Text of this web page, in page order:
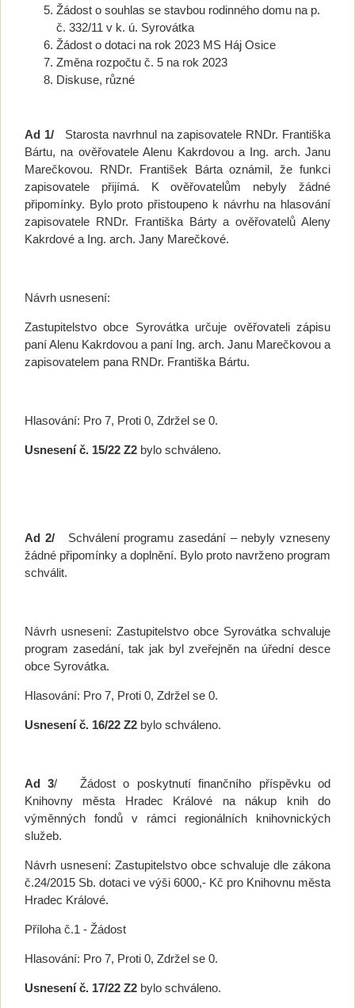
Žádost o souhlas se stavbou rodinného domu na p.
č. 332/11 v k. ú. Syrovátka
Žádost o dotaci na rok 2023 MS Háj Osice
Změna rozpočtu č. 5 na rok 2023
Diskuse, různé
Ad 1/Starosta navrhnul na zapisovatele RNDr. Františka
Bártu, na ověřovatele Alenu Kakrdovou a Ing. arch. Janu
Marečkovou. RNDr. František Bárta oznámil, že funkci
zapisovatele přijímá. K ověřovatelům nebyly žádné
připomínky. Bylo proto přistoupeno k návrhu na hlasování
zapisovatele RNDr. Františka Bárty a ověřovatelů Aleny
Kakrdové a Ing. arch. Jany Marečkové.
Návrh usnesení:
Zastupitelstvo obce Syrovátka určuje ověřovateli zápisu
paní Alenu Kakrdovou a paní Ing. arch. Janu Marečkovou a
zapisovatelem pana RNDr. Františka Bártu.
Hlasování: Pro 7, Proti 0, Zdržel se 0.
Usnesení č. 15/22 Z2 bylo schváleno.
Ad 2/Schválení programu zasedání – nebyly vzneseny
žádné připomínky a doplnění. Bylo proto navrženo program
schválit.
Návrh usnesení: Zastupitelstvo obce Syrovátka schvaluje
program zasedání, tak jak byl zveřejněn na úřední desce
obce Syrovátka.
Hlasování: Pro 7, Proti 0, Zdržel se 0.
Usnesení č. 16/22 Z2 bylo schváleno.
Ad 3/ Žádost o poskytnutí finančního příspěvku od
Knihovny města Hradec Králové na nákup knih do
výměnných fondů v rámci regionálních knihovnických
služeb.
Návrh usnesení: Zastupitelstvo obce schvaluje dle zákona
č.24/2015 Sb. dotaci ve výši 6000,- Kč pro Knihovnu města
Hradec Králové.
Příloha č.1 - Žádost
Hlasování: Pro 7, Proti 0, Zdržel se 0.
Usnesení č. 17/22 Z2 bylo schváleno.